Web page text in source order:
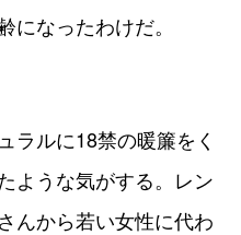
なったわけだ。
ラルに18禁の暖簾をく
ような気がする。レン
んから若い女性に代わ